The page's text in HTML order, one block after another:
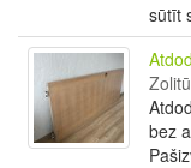
sūtīt
Atdod
bez